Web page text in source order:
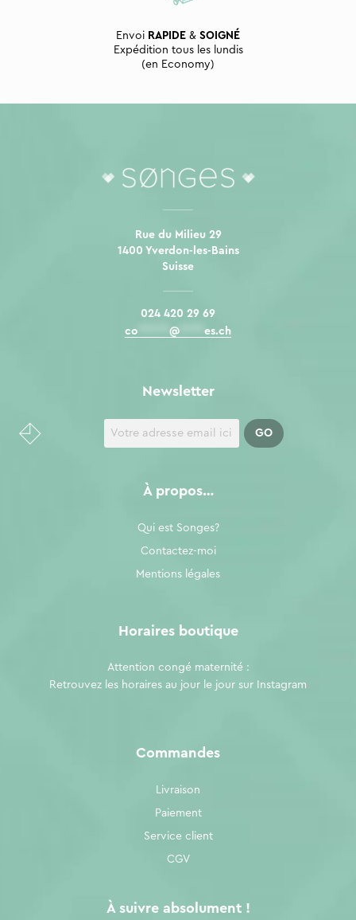
Envoi RAPIDE & SOIGNÉ
Expédition tous les lundis
(en Economy)
Rue du Milieu 29
1400 Yverdon-les-Bains
Suisse
024 420 29 69
co
@ es.ch
Commandes
Livraison
Paiement
Service client
CGV
À suivre absolument !
À propos…
Qui est Songes?
Contactez-moi
Mentions légales
Newsletter
Horaires boutique
Attention congé maternité :
Retrouvez les horaires au jour le jour sur
Instagram